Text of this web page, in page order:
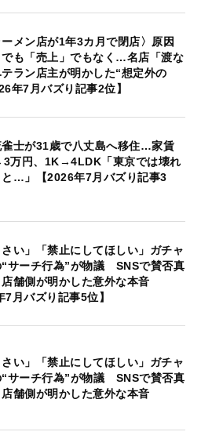
ーメン店が1年3カ月で閉店〉原因
でも「売上」でもなく…名店「渡な
ラン店主が明かした“想定外の
年7月バズり記事2位】
雀士が31歳で八丈島へ移住…家賃
万円、1K→4LDK「東京では壊れ
と…」【2026年7月バズり記事3
さい」「禁止にしてほしい」ガチャ
“サーチ行為”が物議 SNSで賛否真
舗側が明かした意外な本音
7月バズり記事5位】
さい」「禁止にしてほしい」ガチャ
“サーチ行為”が物議 SNSで賛否真
舗側が明かした意外な本音